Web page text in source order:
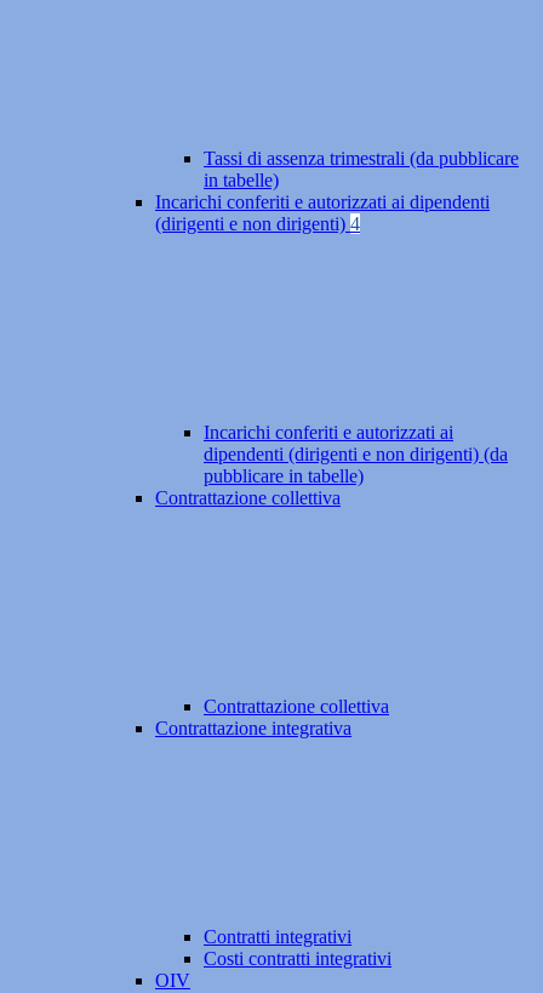
Tassi di assenza trimestrali (da pubblicare
in tabelle)
Incarichi conferiti e autorizzati ai dipendenti
(dirigenti e non dirigenti) 4
Incarichi conferiti e autorizzati ai
dipendenti (dirigenti e non dirigenti) (da
pubblicare in tabelle)
Contrattazione collettiva
Contrattazione collettiva
Contrattazione integrativa
Contratti integrativi
Costi contratti integrativi
OIV